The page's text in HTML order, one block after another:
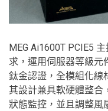
MEG Ai1600T PCIE5
求，運用伺服器等級元
鈦金認證，全模組化線
其設計兼具軟硬體整合
狀態監控，並且調整風